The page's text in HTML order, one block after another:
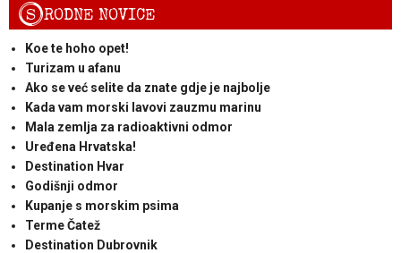
SRODNE NOVICE
Koe te hoho opet!
Turizam u afanu
Ako se već selite da znate gdje je najbolje
Kada vam morski lavovi zauzmu marinu
Mala zemlja za radioaktivni odmor
Uređena Hrvatska!
Destination Hvar
Godišnji odmor
Kupanje s morskim psima
Terme Čatež
Destination Dubrovnik